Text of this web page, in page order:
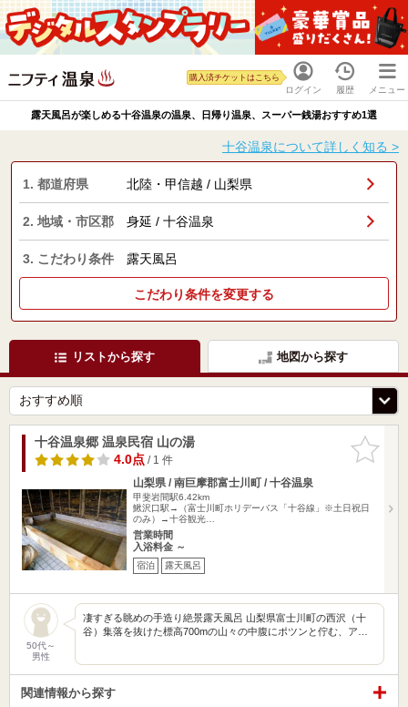
ログイン
購入済チケットはこちら
履歴 メニュー
露天風呂が楽しめる十谷温泉の温泉、日帰り温泉、スーパー銭湯おすすめ1選
十谷温泉について詳しく知る >
1. 都道府県 北陸・甲信越 / 山梨県
2. 地域・市区郡 身延 / 十谷温泉
3. こだわり条件 露天風呂
こだわり条件を変更する
リストから探す 地図から探す
お気に入
りに追加
十谷温泉郷 温泉民宿 山の湯
4.0点/ 1 件
山梨県 / 南巨摩郡富士川町 / 十谷温泉
甲斐岩間駅6.42km
鰍沢口駅→（富士川町ホリデーバス「十谷線」※土日祝日
のみ）→十谷観光…
営業時間
入浴料金 ～
宿泊 露天風呂
50代～
男性
凄すぎる眺めの手造り絶景露天風呂 山梨県富士川町の西沢（十
谷）集落を抜けた標高700mの山々の中腹にポツンと佇む、ア…
関連情報から探す